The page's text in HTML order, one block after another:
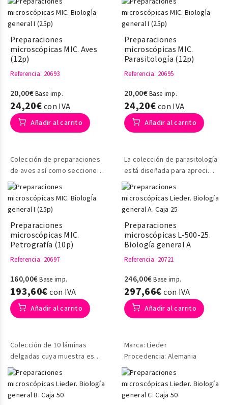
Preparaciones
microscópicas MIC. Aves
(12p)
Referencia: 20693
20,00€Base imp.
24,20€con IVA
Añadir al carrito
Colección de preparaciones
de aves así como secciones
de los mismos
Preparaciones
microscópicas MIC.
Parasitología (12p)
Referencia: 20695
20,00€Base imp.
24,20€con IVA
Añadir al carrito
La colección de parasitología
está diseñada para apreciar
los parásitos animales, así
como los órganos a los
cuales parasitan.
Preparaciones
microscópicas MIC.
Petrografía (10p)
Referencia: 20697
160,00€Base imp.
193,60€con IVA
Añadir al carrito
Colección de 10 láminas
delgadas cuya muestra es
de tamaño aproximado de
1cm. X 1cm. montadas en
portas biológicos.
Preparaciones
microscópicas L-500-25.
Biología general A
Referencia: 20721
246,00€Base imp.
297,66€con IVA
Añadir al carrito
Marca: Lieder
Procedencia: Alemania